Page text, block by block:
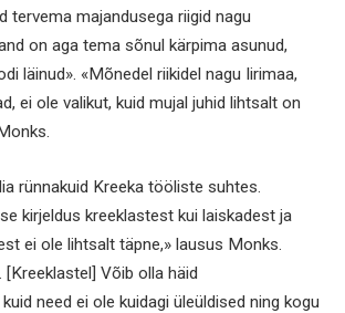
tervema majandusega riigid nagu
on aga tema sõnul kärpima asunud,
läinud». «Mõnedel riikidel nagu Iirimaa,
ei ole valikut, kuid mujal juhid lihtsalt on
rünnakuid Kreeka tööliste suhtes.
kirjeldus kreeklastest kui laiskadest ja
ei ole lihtsalt täpne,» lausus Monks.
[Kreeklastel] Võib olla häid
need ei ole kuidagi üleüldised ning kogu